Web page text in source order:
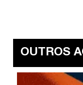
OUTROS